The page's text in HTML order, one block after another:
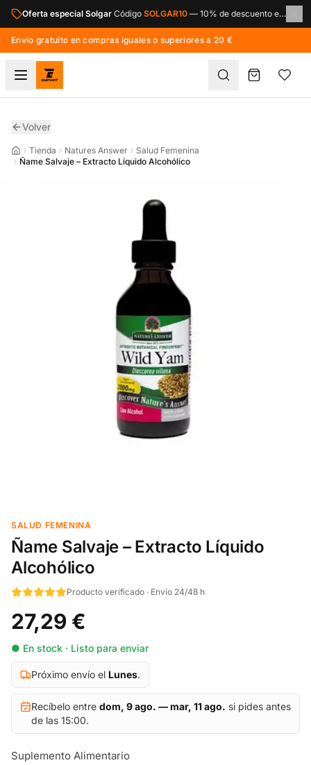
Saltar al contenido principal
Oferta especial Solgar Código SOLGAR10 — 10% de descuento en toda la marca Solgar.
Envío gratuito en compras iguales o superiores a 20 €
Volver
Tienda Natures Answer
Salud Femenina
Ñame Salvaje – Extracto Líquido Alcohólico
SALUD FEMENINA
Ñame Salvaje – Extracto Líquido
Alcohólico
Producto verificado · Envío 24/48 h
27,29 €
● En stock · Listo para enviar
Próximo envío el Lunes.
Recíbelo entre dom, 9 ago. — mar, 11 ago. si pides antes
de las 15:00.
Suplemento Alimentario